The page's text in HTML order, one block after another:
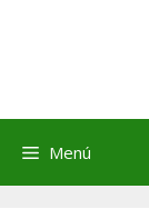
Menú